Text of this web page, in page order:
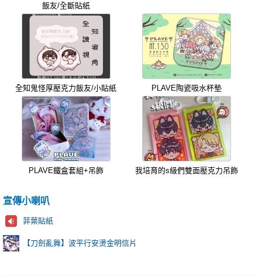
飯友/全斷貼紙
全知鬼怪厚壓克力飯友/小貼紙 PLAVE陶瓷吸水杯墊
PLAVE鐵盒套組+吊飾 我培育的s級們雙面壓克力吊飾
宣傳小喇叭
菲葉貼紙
【刀劍亂舞】波平行安燙金明信片